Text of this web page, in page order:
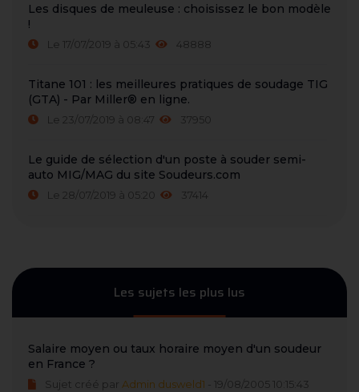
Les disques de meuleuse : choisissez le bon modèle
!
Le 17/07/2019 à 05:43 48888
Titane 101 : les meilleures pratiques de soudage TIG
(GTA) - Par Miller® en ligne.
Le 23/07/2019 à 08:47 37950
Le guide de sélection d'un poste à souder semi-
auto MIG/MAG du site Soudeurs.com
Le 28/07/2019 à 05:20 37414
Les sujets les plus lus
Salaire moyen ou taux horaire moyen d'un soudeur
en France ?
Sujet créé par Admin dusweld1 - 19/08/2005 10:15:43